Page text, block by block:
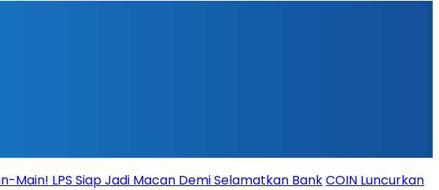
Main! LPS Siap Jadi Macan Demi Selamatkan BankCOIN Luncurkan